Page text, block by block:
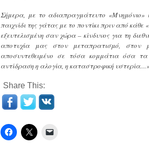
Σήμερα, με το αδιαπραγμάτευτο «Mνημόνιο»
παιχνίδι της γάτας με το ποντίκι πριν από
εξευτελισμένη σαν χώρα – κίνδυνος για τη
αποτυχία μας στον μεταπρατισμό, στον
αποσυντεθειμένο σε τόσα κομμάτια όσα τα
αντίδραση η αλογία, η καταστροφική υστερία…»
Share This: